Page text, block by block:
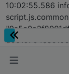
10:02:55.586